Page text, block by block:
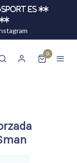
**
**
0